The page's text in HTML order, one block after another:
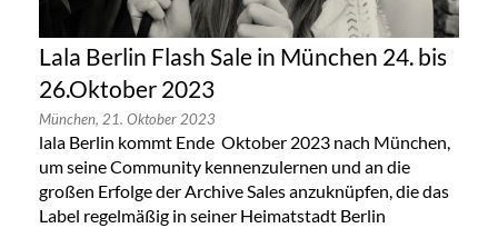
Lala Berlin Flash Sale in München 24. bis
26.Oktober 2023
München, 21. Oktober 2023
lala Berlin kommt Ende Oktober 2023 nach München,
um seine Community kennenzulernen und an die
großen Erfolge der Archive Sales anzuknüpfen, die das
Label regelmäßig in seiner Heimatstadt Berlin